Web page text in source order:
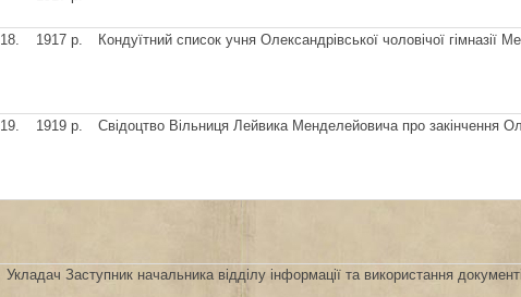
18. 1917 р. Кондуїтний список учня Олександрівської чоловічої гімназії
19. 1919 р. Свідоцтво Вільниця Лейвика Менделейовича про закінчення
Укладач Заступник начальника відділу інформації та використання